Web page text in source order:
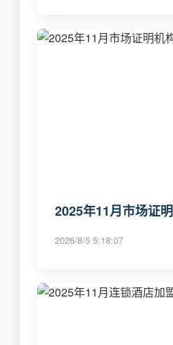
2025年11月市场证
2026/8/5 5:18:07